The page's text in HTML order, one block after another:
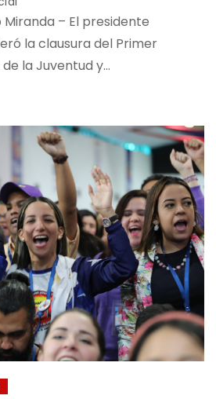
– El presidente
la clausura del Primer
la Juventud y…